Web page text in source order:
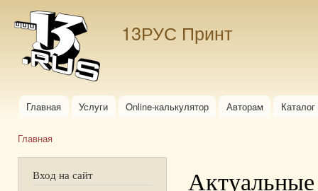
13РУС Принт
Главное меню
Главная Услуги Online-калькулятор Авторам
Главная
Вход на сайт